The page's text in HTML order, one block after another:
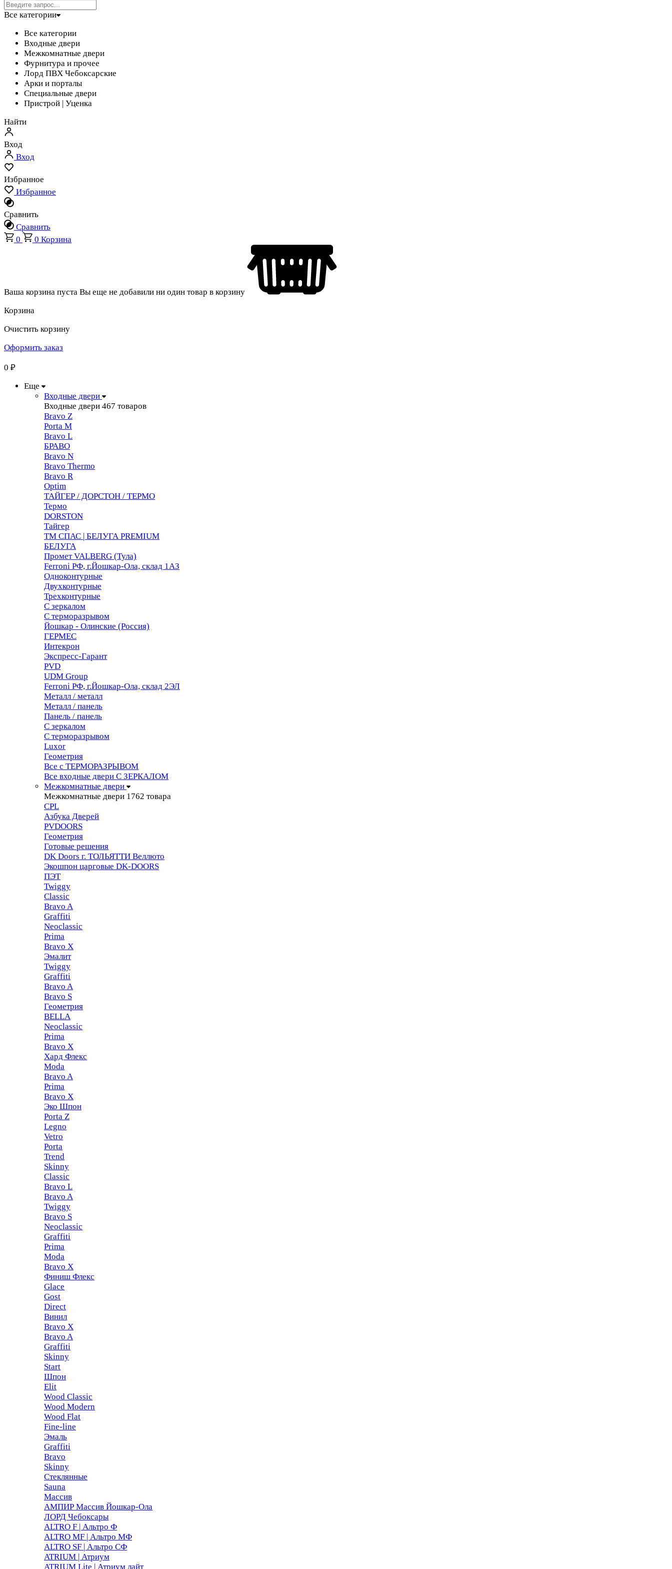
Все категории
Все категории
Входные двери
Межкомнатные двери
Фурнитура и прочее
Лорд ПВХ Чебоксарские
Арки и порталы
Специальные двери
Пристрой | Уценка
Найти
Вход
Вход
Избранное
Избранное
Сравнить
Сравнить
0
0 Корзина
Ваша корзина пуста Вы еще не добавили ни один товар в корзину
Корзина
Очистить корзину
Оформить заказ
0 ₽
Еще
Входные двери
Входные двери 467 товаров
Bravo Z
Porta М
Bravo L
БРАВО
Bravo N
Bravo Thermo
Bravo R
Optim
ТАЙГЕР / ДОРСТОН / ТЕРМО
Термо
DORSTON
Тайгер
ТМ СПАС | БЕЛУГА PREMIUM
БЕЛУГА
Промет VALBERG (Тула)
Ferroni РФ, г.Йошкар-Ола, склад 1АЗ
Одноконтурные
Двухконтурные
Трехконтурные
С зеркалом
С терморазрывом
Йошкар - Олинские (Россия)
ГЕРМЕС
Интекрон
Экспресс-Гарант
PVD
UDM Group
Ferroni РФ, г.Йошкар-Ола, склад 2ЭЛ
Металл / металл
Металл / панель
Панель / панель
С зеркалом
С терморазрывом
Luxor
Геометрия
Все с ТЕРМОРАЗРЫВОМ
Все входные двери С ЗЕРКАЛОМ
Межкомнатные двери
Межкомнатные двери 1762 товара
CPL
Азбука Дверей
PVDOORS
Геометрия
Готовые решения
DK Doors г. ТОЛЬЯТТИ Веллюто
Экошпон царговые DK-DOORS
ПЭТ
Twiggy
Classic
Bravo A
Graffiti
Neoclassic
Prima
Bravo X
Эмалит
Twiggy
Graffiti
Bravo A
Bravo S
Геометрия
BELLA
Neoclassic
Prima
Bravo X
Хард Флекс
Moda
Bravo A
Prima
Bravo X
Эко Шпон
Porta Z
Legno
Vetro
Porta
Trend
Skinny
Classic
Bravo L
Bravo A
Twiggy
Bravo S
Neoclassic
Graffiti
Prima
Moda
Bravo X
Финиш Флекс
Glace
Gost
Direct
Винил
Bravo X
Bravo A
Graffiti
Skinny
Start
Шпон
Elit
Wood Classic
Wood Modern
Wood Flat
Fine-line
Эмаль
Graffiti
Bravo
Skinny
Стеклянные
Sauna
Массив
АМПИР Массив Йошкар-Ола
ЛОРД Чебоксары
ALTRO F | Альтро Ф
ALTRO MF | Альтро МФ
ALTRO SF | Альтро СФ
ATRIUM | Атриум
ATRIUM Lite | Атриум лайт